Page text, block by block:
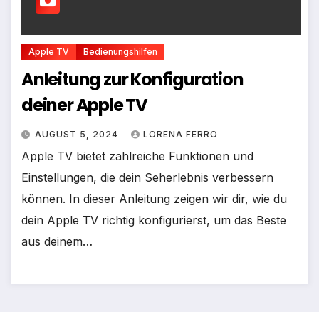
Apple TV Bedienungshilfen
Anleitung zur Konfiguration
deiner Apple TV
AUGUST 5, 2024 LORENA FERRO
Apple TV bietet zahlreiche Funktionen und
Einstellungen, die dein Seherlebnis verbessern
können. In dieser Anleitung zeigen wir dir, wie du
dein Apple TV richtig konfigurierst, um das Beste
aus deinem…